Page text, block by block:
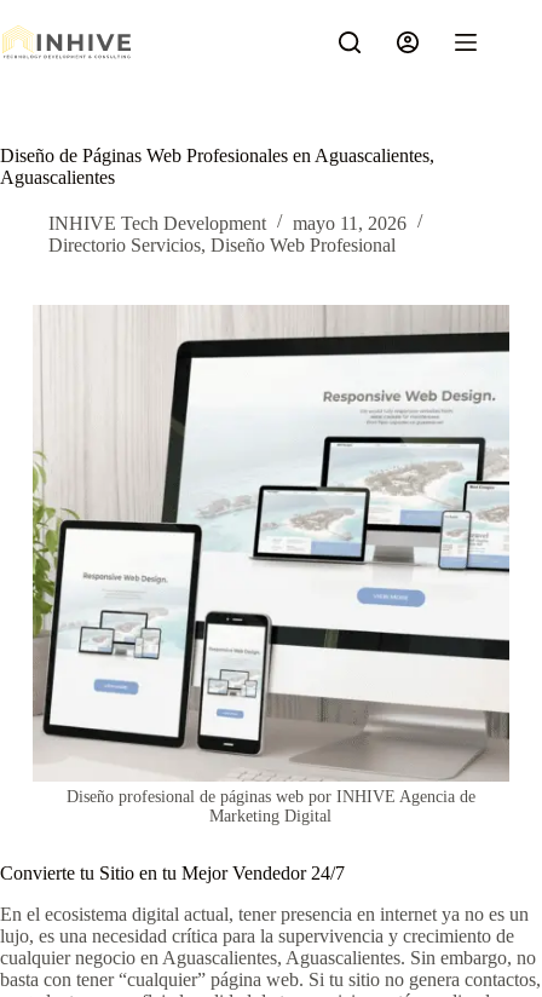
al
contenido
Diseño de Páginas Web Profesionales en Aguascalientes,
Aguascalientes
INHIVE Tech Development
mayo 11, 2026
Directorio Servicios, Diseño Web Profesional
Diseño profesional de páginas web por INHIVE Agencia de
Marketing Digital
Convierte tu Sitio en tu Mejor Vendedor 24/7
En el ecosistema digital actual, tener presencia en internet ya no es un
lujo, es una necesidad crítica para la supervivencia y crecimiento de
cualquier negocio en Aguascalientes, Aguascalientes. Sin embargo, no
basta con tener “cualquier” página web. Si tu sitio no genera contactos,